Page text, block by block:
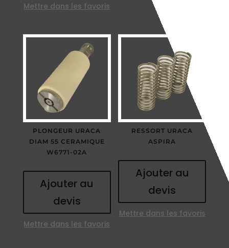
Mettre dans les favoris
PLONGEUR URACA
DIAM 55 CERAMIQUE
W6771-02A
Ajouter au
devis
Mettre dans les favoris
RESSORT URACA
ASPIRA
Ajouter au
devis
Mettre dans les favoris